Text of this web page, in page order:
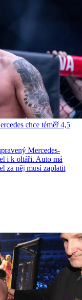
chce téměř 4,5
Mercedes-
i k oltáři. Auto má
za něj musí zaplatit